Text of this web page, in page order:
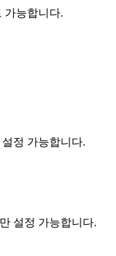
가능합니다.
정 가능합니다.
설정 가능합니다.